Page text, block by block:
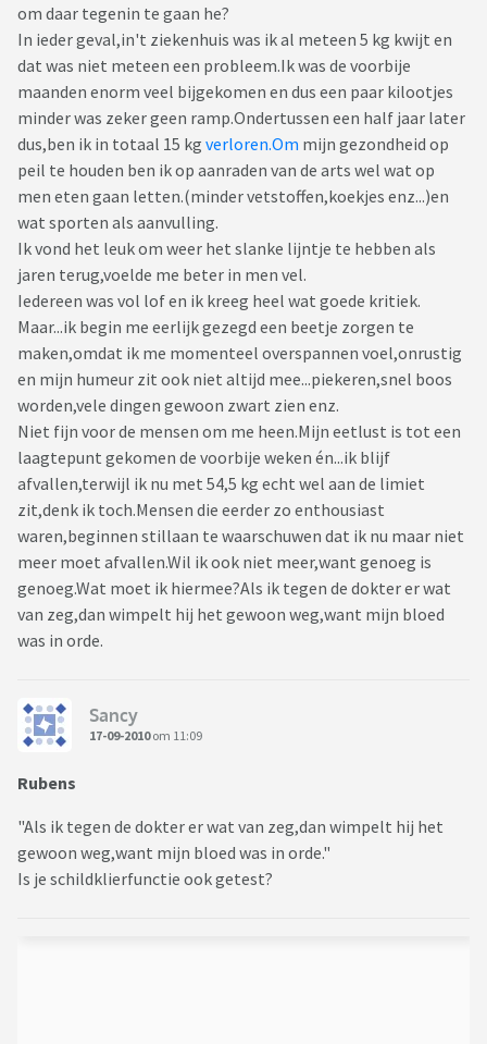
om daar tegenin te gaan he?
In ieder geval,in't ziekenhuis was ik al meteen 5 kg kwijt en
dat was niet meteen een probleem.Ik was de voorbije
maanden enorm veel bijgekomen en dus een paar kilootjes
minder was zeker geen ramp.Ondertussen een half jaar later
dus,ben ik in totaal 15 kg verloren.Om mijn gezondheid op
peil te houden ben ik op aanraden van de arts wel wat op
men eten gaan letten.(minder vetstoffen,koekjes enz...)en
wat sporten als aanvulling.
Ik vond het leuk om weer het slanke lijntje te hebben als
jaren terug,voelde me beter in men vel.
Iedereen was vol lof en ik kreeg heel wat goede kritiek.
Maar...ik begin me eerlijk gezegd een beetje zorgen te
maken,omdat ik me momenteel overspannen voel,onrustig
en mijn humeur zit ook niet altijd mee...piekeren,snel boos
worden,vele dingen gewoon zwart zien enz.
Niet fijn voor de mensen om me heen.Mijn eetlust is tot een
laagtepunt gekomen de voorbije weken én...ik blijf
afvallen,terwijl ik nu met 54,5 kg echt wel aan de limiet
zit,denk ik toch.Mensen die eerder zo enthousiast
waren,beginnen stillaan te waarschuwen dat ik nu maar niet
meer moet afvallen.Wil ik ook niet meer,want genoeg is
genoeg.Wat moet ik hiermee?Als ik tegen de dokter er wat
van zeg,dan wimpelt hij het gewoon weg,want mijn bloed
was in orde.
Sancy
17-09-2010om 11:09
Rubens
"Als ik tegen de dokter er wat van zeg,dan wimpelt hij het
gewoon weg,want mijn bloed was in orde."
Is je schildklierfunctie ook getest?